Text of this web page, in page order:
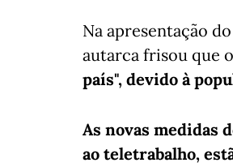
Na apresentação
autarca frisou que o
país", devido à
As novas medidas
ao teletrabalho,